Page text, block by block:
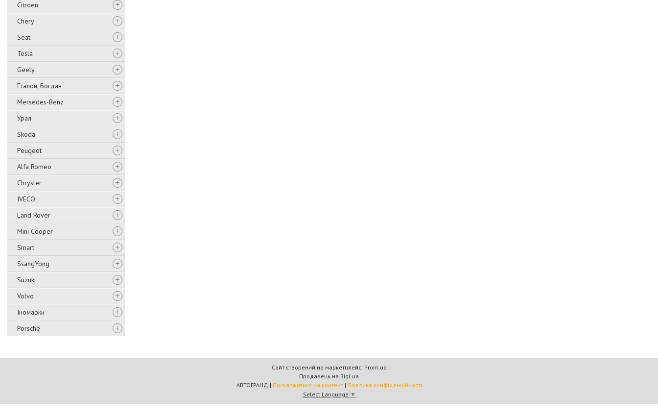
Citroen
Chery
Seat
Tesla
Geely
Еталон, Богдан
Mersedes-Benz
Урал
Skoda
Peugeot
Alfa Romeo
Chrysler
IVECO
Land Rover
Mini Cooper
Smart
SsangYong
Suzuki
Volvo
Іномарки
Porsche
Сайт створений на маркетплейсі Prom.ua
Продавець на Bigl.ua
АВТОГРАНД | Поскаржитися на контент | Політика конфіденційності
Select Language ▼